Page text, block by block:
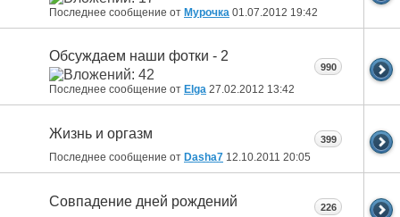
Последнее сообщение от Мурочка 01.07.2012 19:42
Обсуждаем наши фотки - 2
Последнее сообщение от Elga 27.02.2012 13:42
990
Жизнь и оргазм
Последнее сообщение от Dasha7 12.10.2011 20:05
399
Совпадение дней рождений 226